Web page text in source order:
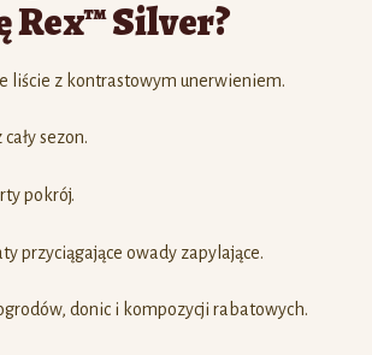
Rex™ Silver?
liście z kontrastowym unerwieniem.
sezon.
pokrój.
przyciągające owady zapylające.
donic i kompozycji rabatowych.